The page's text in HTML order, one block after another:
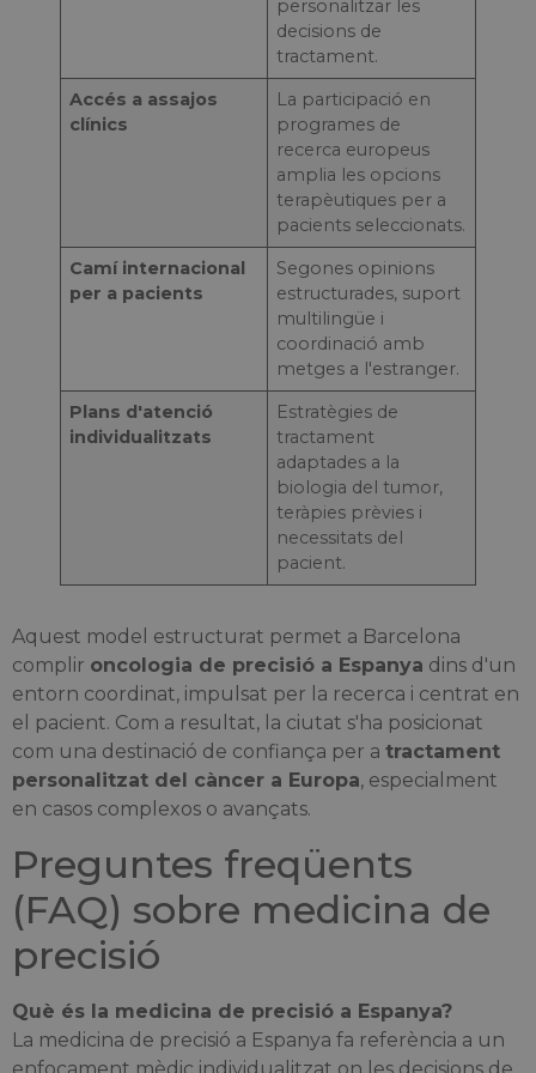
personalitzar les
decisions de
tractament.
Accés a assajos
clínics
La participació en
programes de
recerca europeus
amplia les opcions
terapèutiques per a
pacients seleccionats.
Camí internacional
per a pacients
Segones opinions
estructurades, suport
multilingüe i
coordinació amb
metges a l'estranger.
Plans d'atenció
individualitzats
Estratègies de
tractament
adaptades a la
biologia del tumor,
teràpies prèvies i
necessitats del
pacient.
Aquest model estructurat permet a Barcelona
complir oncologia de precisió a Espanya dins d'un
entorn coordinat, impulsat per la recerca i centrat en
el pacient. Com a resultat, la ciutat s'ha posicionat
com una destinació de confiança per a tractament
personalitzat del càncer a Europa, especialment
en casos complexos o avançats.
Preguntes freqüents
(FAQ) sobre medicina de
precisió
Què és la medicina de precisió a Espanya?
La medicina de precisió a Espanya fa referència a un
enfocament mèdic individualitzat on les decisions de